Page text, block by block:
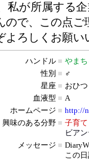
私が所属する
ので、この点
よろしくお願い
ハンドル ■ やま
性別 ■ ♂
星座 ■ おひ
血液型 ■ A
ホームページ ■ http://
興味のある分野 ■ 子育て
ビア
メッセージ ■
この